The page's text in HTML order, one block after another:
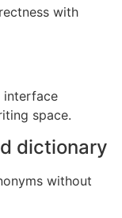
with
interface
space.
dictionary
without